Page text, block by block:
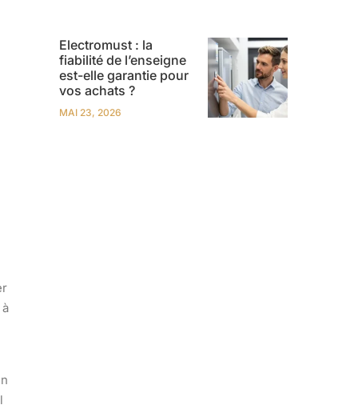
Electromust : la
fiabilité de l’enseigne
est-elle garantie pour
vos achats ?
MAI 23, 2026